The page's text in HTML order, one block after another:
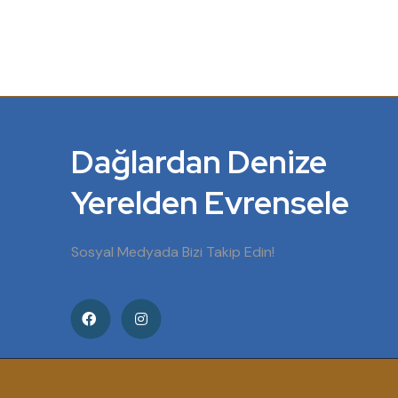
Dağlardan Denize
Yerelden Evrensele
Sosyal Medyada Bizi Takip Edin!